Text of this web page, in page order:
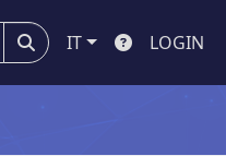
IT LOGIN